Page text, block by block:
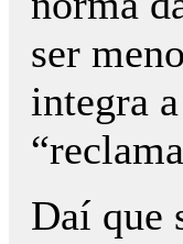
ser
integra
Daí que